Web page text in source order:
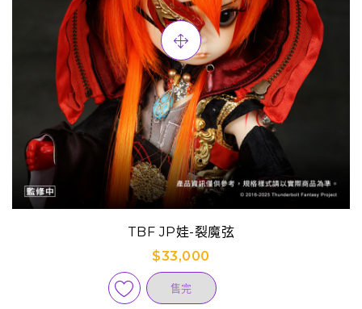
TBF JP娃-裂魔弦
$33,000
售完